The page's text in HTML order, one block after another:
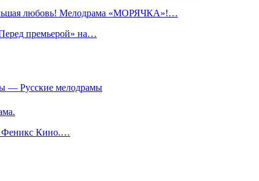
любовь! Мелодрама «МОРЯЧКА»!…
премьерой» на…
— Русские мелодрамы
Феникс Кино.…